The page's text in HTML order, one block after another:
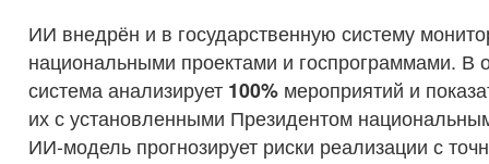
ИИ внедрён и в государственную систему
национальными проектами и госпрограммами. В
система анализирует 100% мероприятий и
их с установленными Президентом
ИИ-модель прогнозирует риски реализации с